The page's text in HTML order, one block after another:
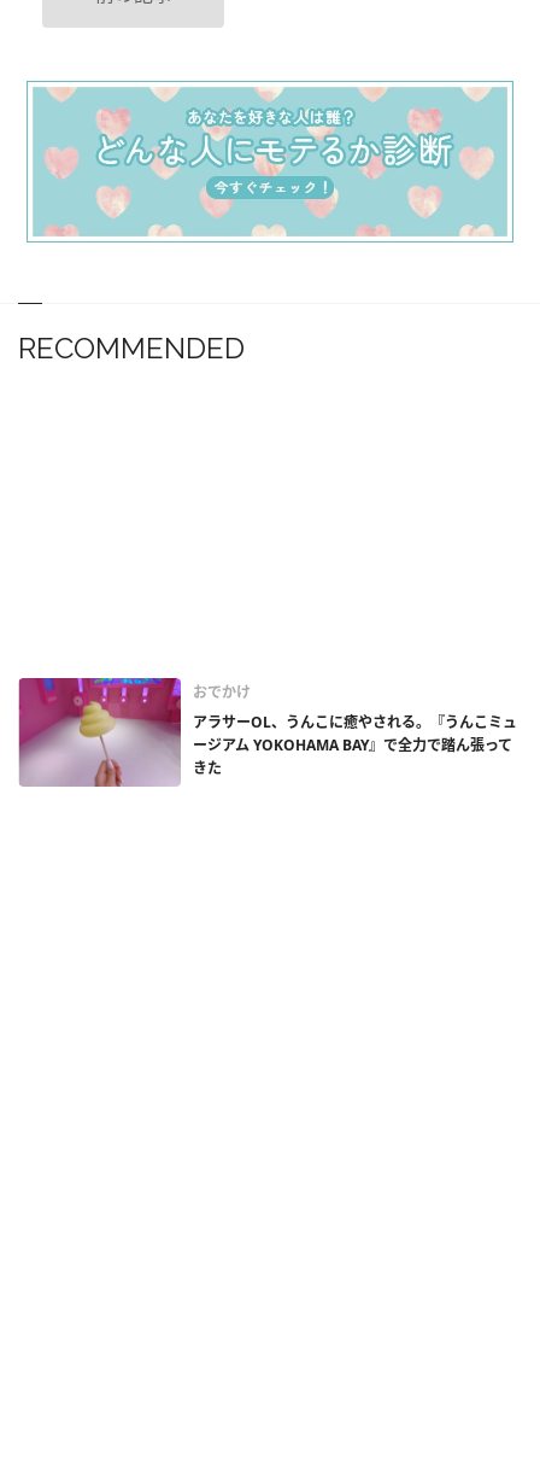
RECOMMENDED
おでかけ
アラサーOL、うんこに癒やされる。『うんこミュ
ージアム YOKOHAMA BAY』で全力で踏ん張って
きた